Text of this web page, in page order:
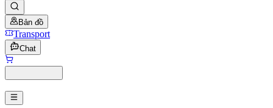
Bản đồ
Transport
Chat